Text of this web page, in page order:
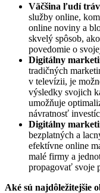
Väčšina ľudí
služby online,
online noviny a
skvelý spôsob,
povedomie o
Digitálny
tradičných
v televízii, je
výsledky svojich
umožňuje
návratnosť
Digitálny
bezplatných a
efektívne online
malé firmy a
propagovať svoje
Aké sú najdôležitejšie